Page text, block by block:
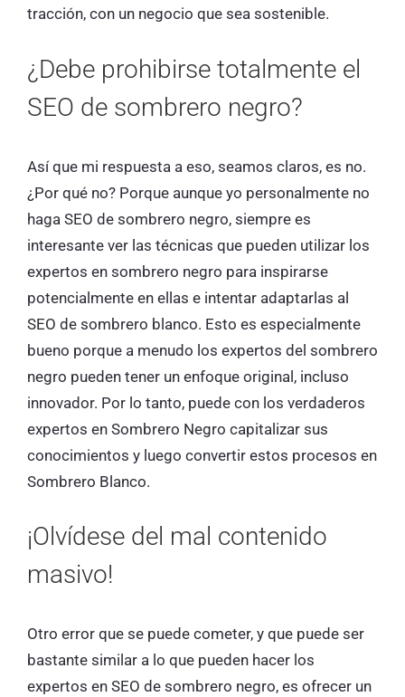
tracción, con un negocio que sea sostenible.
¿Debe prohibirse totalmente el
SEO de sombrero negro?
Así que mi respuesta a eso, seamos claros, es no.
¿Por qué no? Porque aunque yo personalmente no
haga SEO de sombrero negro, siempre es
interesante ver las técnicas que pueden utilizar los
expertos en sombrero negro para inspirarse
potencialmente en ellas e intentar adaptarlas al
SEO de sombrero blanco. Esto es especialmente
bueno porque a menudo los expertos del sombrero
negro pueden tener un enfoque original, incluso
innovador. Por lo tanto, puede con los verdaderos
expertos en Sombrero Negro capitalizar sus
conocimientos y luego convertir estos procesos en
Sombrero Blanco.
¡Olvídese del mal contenido
masivo!
Otro error que se puede cometer, y que puede ser
bastante similar a lo que pueden hacer los
expertos en SEO de sombrero negro, es ofrecer un